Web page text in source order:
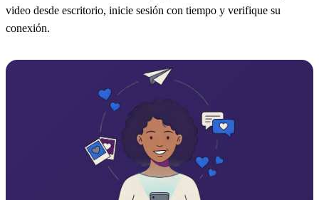
video desde escritorio, inicie sesión con tiempo y verifique su
conexión.